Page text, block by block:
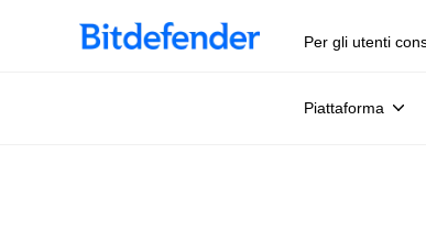
Per gli utenti
Piattaforma